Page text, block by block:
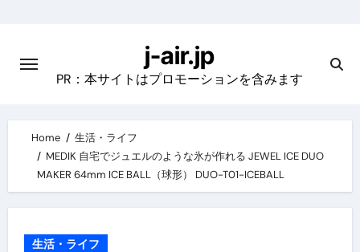
content
j-air.jp
PR：本サイトはプロモーションを含みます
Home
生活・ライフ
MEDIK 自宅でジュエルのような氷が作れる JEWEL ICE DUO
MAKER 64mm ICE BALL（球形） DUO-T01-ICEBALL
生活・ライフ